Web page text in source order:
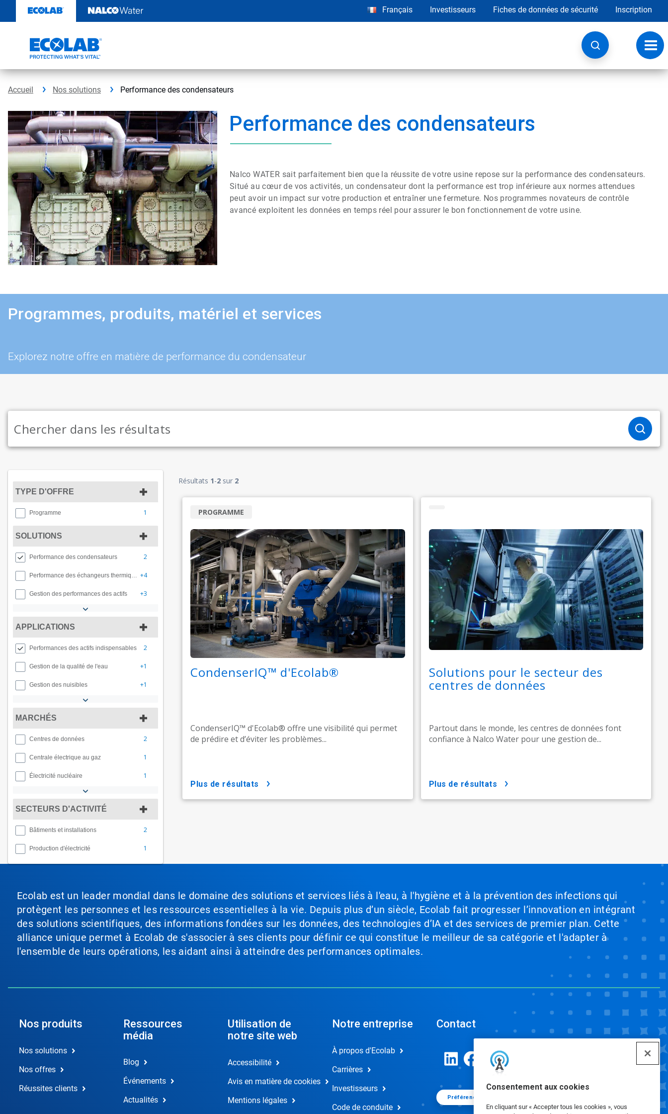
contenu
Consentement aux cookies
En cliquant sur « Accepter tous les cookies », vous
Français Investisseurs Fiches de données de sécurité Inscription
la
Accueil Nos solutions Performance des condensateurs
Performance des condensateurs
Nalco WATER sait parfaitement bien que la réussite de votre usine repose sur la performance des condensateurs.
Situé au cœur de vos activités, un condensateur dont la performance est trop inférieure aux normes attendues
peut avoir un impact sur votre production et entraîner une fermeture. Nos programmes novateurs de contrôle
avancé exploitent les données en temps réel pour assurer le bon fonctionnement de votre usine.
Programmes, produits, matériel et services
Explorez notre offre en matière de performance du condensateur
TYPE D'OFFRE
Programme 1
SOLUTIONS
Performance des condensateurs 2
Performance des échangeurs thermiques +4
Gestion des performances des actifs +3
APPLICATIONS
Performances des actifs indispensables 2
Gestion de la qualité de l'eau +1
Gestion des nuisibles +1
MARCHÉS
Centres de données 2
Centrale électrique au gaz 1
Électricité nucléaire 1
SECTEURS D'ACTIVITÉ
Bâtiments et installations 2
Production d'électricité 1
Résultats 1-2 sur 2
CondenserIQ™ d'Ecolab®
CondenserIQ™ d'Ecolab® offre une visibilité qui permet
de prédire et d’éviter les problèmes...
PROGRAMME
plus de résultats
Solutions pour le secteur des
centres de données
Partout dans le monde, les centres de données font
confiance à Nalco Water pour une gestion de...
plus de résultats
Ecolab est un leader mondial dans le domaine des solutions et services liés à l'eau, à l'hygiène et à la prévention des infections qui
protègent les personnes et les ressources essentielles à la vie. Depuis plus d’un siècle, Ecolab fait progresser l’innovation en intégrant
des solutions scientifiques, des informations fondées sur les données, des technologies d’IA et des services de premier plan. Cette
alliance unique permet à Ecolab de s'associer à ses clients pour définir ce qui constitue le meilleur de sa catégorie et l'adapter à
l'ensemble de leurs opérations, les aidant ainsi à atteindre des performances optimales.
Nos produits
Nos solutions
Nos offres
Réussites clients
Ressources
média
Blog
Événements
Actualités
Utilisation de
notre site web
Accessibilité
Avis en matière de cookies
Mentions légales
Notre entreprise
À propos d'Ecolab
Carrières
Investisseurs
Code de conduite
Contact
Préférences de cookies